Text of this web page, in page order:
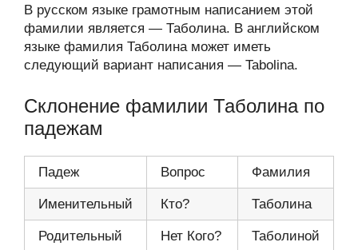
В русском языке грамотным написанием этой
фамилии является — Таболина. В английском
языке фамилия Таболина может иметь
следующий вариант написания — Tabolina.
Склонение фамилии Таболина по
падежам
Падеж Вопрос Фамилия
Именительный Кто? Таболина
Родительный Нет Кого? Таболиной